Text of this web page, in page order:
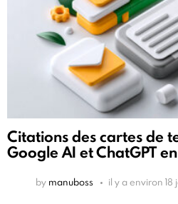
Citations des cartes de
Google AI et ChatGPT
by manuboss il y a environ 18